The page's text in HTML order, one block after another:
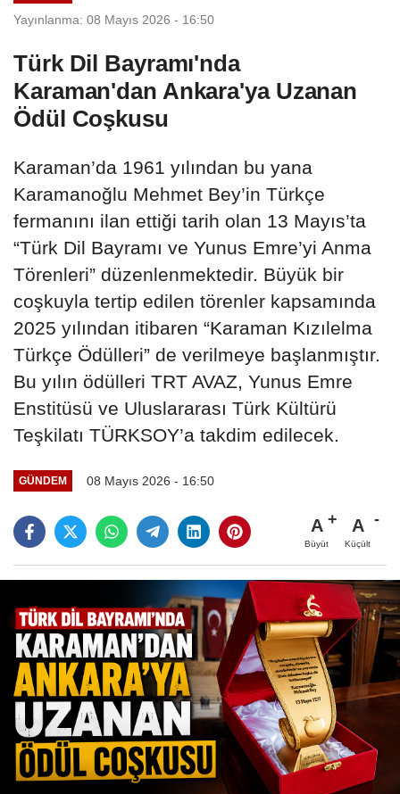
Yayınlanma: 08 Mayıs 2026 - 16:50
Türk Dil Bayramı'nda
Karaman'dan Ankara'ya Uzanan
Ödül Coşkusu
Karaman’da 1961 yılından bu yana
Karamanoğlu Mehmet Bey’in Türkçe
fermanını ilan ettiği tarih olan 13 Mayıs’ta
“Türk Dil Bayramı ve Yunus Emre’yi Anma
Törenleri” düzenlenmektedir. Büyük bir
coşkuyla tertip edilen törenler kapsamında
2025 yılından itibaren “Karaman Kızılelma
Türkçe Ödülleri” de verilmeye başlanmıştır.
Bu yılın ödülleri TRT AVAZ, Yunus Emre
Enstitüsü ve Uluslararası Türk Kültürü
Teşkilatı TÜRKSOY’a takdim edilecek.
GÜNDEM 08 Mayıs 2026 - 16:50
A
Büyüt
A
Küçült